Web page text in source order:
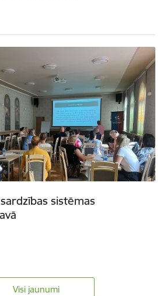
sistēmas
Visi jaunumi